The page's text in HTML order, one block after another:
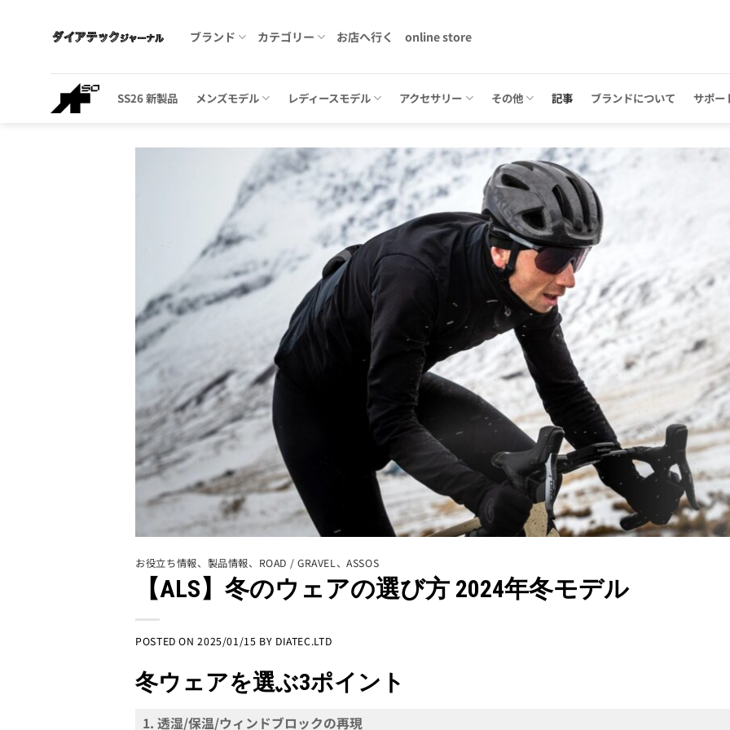
ブランド カテゴリー お店へ行く online store
SS26 新製品 メンズモデル レディースモデル アクセサリー その他 記事 ブランドについて サポー
お役立ち情報、 製品情報、 ROAD / GRAVEL、ASSOS
【ALS】冬のウェアの選び方 2024年冬モデル
POSTED ON2025/01/15 BY DIATEC.LTD
冬ウェアを選ぶ3ポイント
1. 透湿/保温/ウィンドブロックの再現